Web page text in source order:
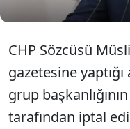
CHP Sözcüsü
gazetesine
grup
tarafından iptal